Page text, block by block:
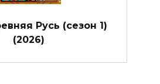
Русь (сезон 1)
(2026)